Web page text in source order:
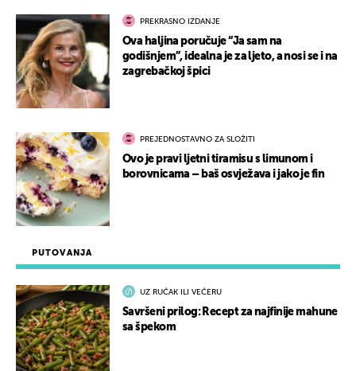
PUTOVANJA
UZ RUČAK ILI VEČERU
Savršeni prilog: Recept za najfinije mahune
sa špekom
PREKRASNO IZDANJE
Ova haljina poručuje “Ja sam na
godišnjem”, idealna je za ljeto, a nosi se i na
zagrebačkoj špici
PREJEDNOSTAVNO ZA SLOŽITI
Ovo je pravi ljetni tiramisu s limunom i
borovnicama – baš osvježava i jako je fin